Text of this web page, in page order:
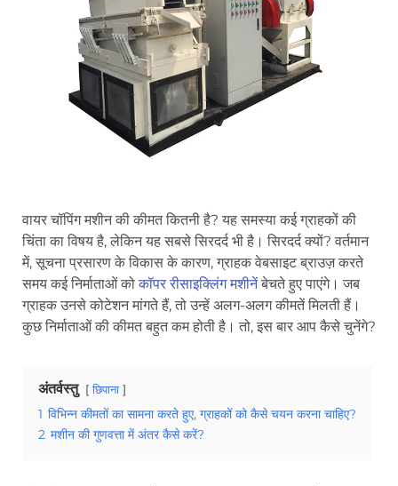
वायर चॉपिंग मशीन की कीमत कितनी है? यह समस्या कई ग्राहकों की
चिंता का विषय है, लेकिन यह सबसे सिरदर्द भी है। सिरदर्द क्यों? वर्तमान
में, सूचना प्रसारण के विकास के कारण, ग्राहक वेबसाइट ब्राउज़ करते
समय कई निर्माताओं कोकॉपर रीसाइक्लिंग मशीनेंबेचते हुए पाएंगे। जब
ग्राहक उनसे कोटेशन मांगते हैं, तो उन्हें अलग-अलग कीमतें मिलती हैं।
कुछ निर्माताओं की कीमत बहुत कम होती है। तो, इस बार आप कैसे चुनेंगे?
अंतर्वस्तु छिपाना
1 विभिन्न कीमतों का सामना करते हुए, ग्राहकों को कैसे चयन करना चाहिए?
2 मशीन की गुणवत्ता में अंतर कैसे करें?